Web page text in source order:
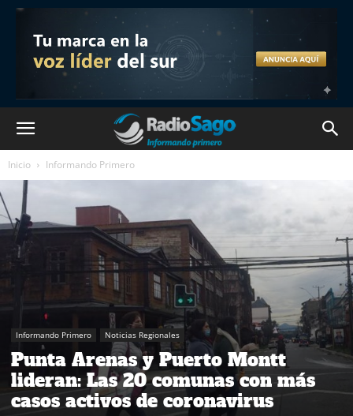
Inicio Informando Primero
Informando Primero Noticias Regionales
Punta Arenas y Puerto Montt
lideran: Las 20 comunas con más
casos activos de coronavirus